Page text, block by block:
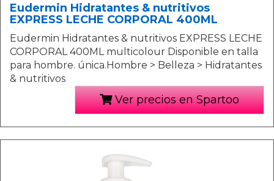
Eudermin Hidratantes & nutritivos
EXPRESS LECHE CORPORAL 400ML
Eudermin Hidratantes & nutritivos EXPRESS LECHE
CORPORAL 400ML multicolour Disponible en talla
para hombre. única.Hombre > Belleza > Hidratantes
& nutritivos
Ver precios en Spartoo